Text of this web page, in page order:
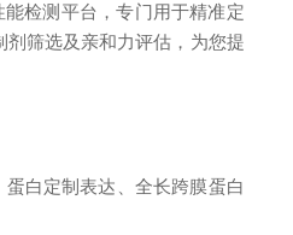
检测平台，专门用于精准定
筛选及亲和力评估，为您提
白定制表达、全长跨膜蛋白